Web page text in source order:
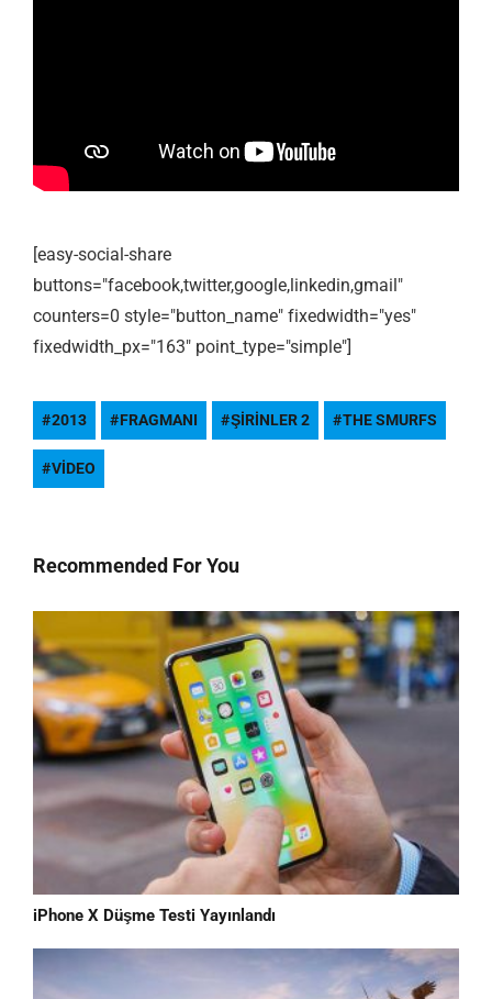
[easy-social-share
buttons="facebook,twitter,google,linkedin,gmail"
counters=0 style="button_name" fixedwidth="yes"
fixedwidth_px="163" point_type="simple"]
2013 FRAGMANI ŞIRINLER 2 THE SMURFS
VIDEO
Recommended For You
iPhone X Düşme Testi Yayınlandı